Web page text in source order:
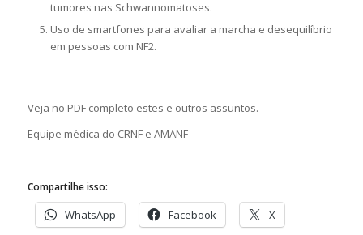
tumores nas Schwannomatoses.
Uso de smartfones para avaliar a marcha e desequilíbrio
em pessoas com NF2.
Veja no PDF completo estes e outros assuntos.
Equipe médica do CRNF e AMANF
Compartilhe isso:
WhatsApp Facebook X